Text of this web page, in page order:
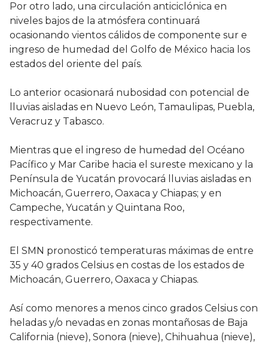
Por otro lado, una circulación anticiclónica en
niveles bajos de la atmósfera continuará
ocasionando vientos cálidos de componente sur e
ingreso de humedad del Golfo de México hacia los
estados del oriente del país.
Lo anterior ocasionará nubosidad con potencial de
lluvias aisladas en Nuevo León, Tamaulipas, Puebla,
Veracruz y Tabasco.
Mientras que el ingreso de humedad del Océano
Pacífico y Mar Caribe hacia el sureste mexicano y la
Península de Yucatán provocará lluvias aisladas en
Michoacán, Guerrero, Oaxaca y Chiapas; y en
Campeche, Yucatán y Quintana Roo,
respectivamente.
El SMN pronosticó temperaturas máximas de entre
35 y 40 grados Celsius en costas de los estados de
Michoacán, Guerrero, Oaxaca y Chiapas.
Así como menores a menos cinco grados Celsius con
heladas y/o nevadas en zonas montañosas de Baja
California (nieve), Sonora (nieve), Chihuahua (nieve),